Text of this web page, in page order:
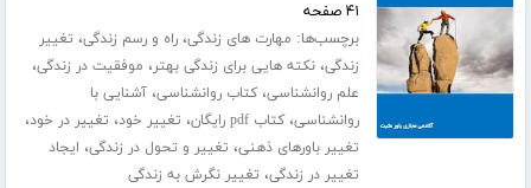
۴۱ صفحه
برچسب‌ها: مهارت های زندگی،راه و رسم زندگی، تغییر
زندگی،نکته هایی برای زندگی بهتر، موفقیت در زندگی،
علم روانشناسی،کتاب روانشناسی،آشنایی با
روانشناسی،کتاب pdf رایگان ، تغییر خود، تغییر در خود،
تغییر باورهای ذهنی، تغییر و تحول در زندگی، ایجاد
تغییر در زندگی، تغییر نگرش به زندگی